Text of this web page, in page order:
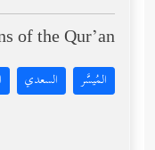
of the Qur’an:
المُيسَّر السعدي